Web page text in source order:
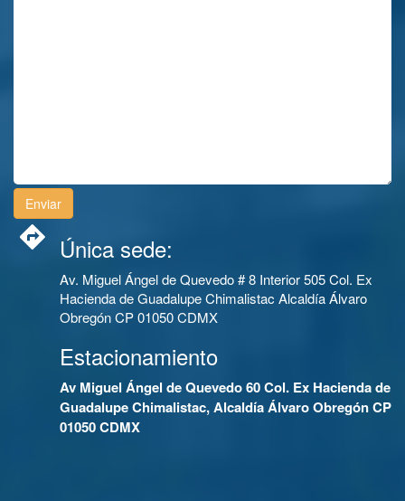
Única sede:
Av. Miguel Ángel de Quevedo # 8 Interior 505 Col. Ex
Hacienda de Guadalupe Chimalistac Alcaldía Álvaro
Obregón CP 01050 CDMX
Estacionamiento
Av Miguel Ángel de Quevedo 60 Col. Ex Hacienda de
Guadalupe Chimalistac, Alcaldía Álvaro Obregón CP
01050 CDMX